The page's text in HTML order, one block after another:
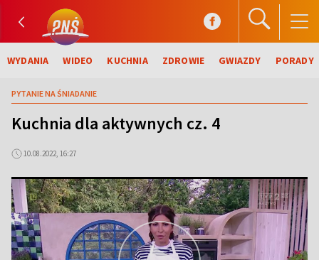
WYDANIA WIDEO KUCHNIA ZDROWIE GWIAZDY PORADY
PYTANIE NA ŚNIADANIE
Kuchnia dla aktywnych cz. 4
10.08.2022, 16:27